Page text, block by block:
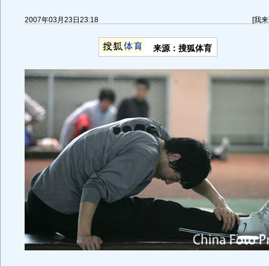
2007年03月23日23:18 [我
来源：搜狐体育